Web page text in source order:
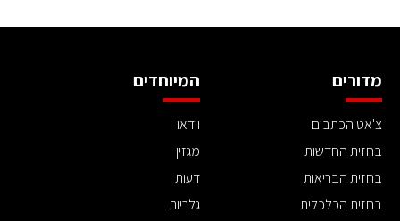
מדורים
צ'אט הכתבים
בחזית החדשות
בחזית הבריאות
בחזית הכלכלית
המיוחדים
וידאו
מגזין
דעות
גלריות